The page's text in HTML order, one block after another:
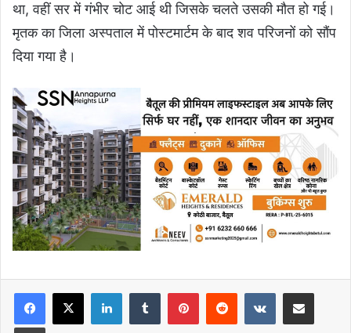
था, वहीं सर में गंभीर चोट आई थी जिसके चलते उसकी मौत हो गई।
मृतक का जिला अस्पताल में पोस्टमार्टम के बाद शव परिजनों को सौंप
दिया गया है।